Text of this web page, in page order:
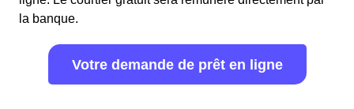
la banque.
Votre demande de prêt en ligne